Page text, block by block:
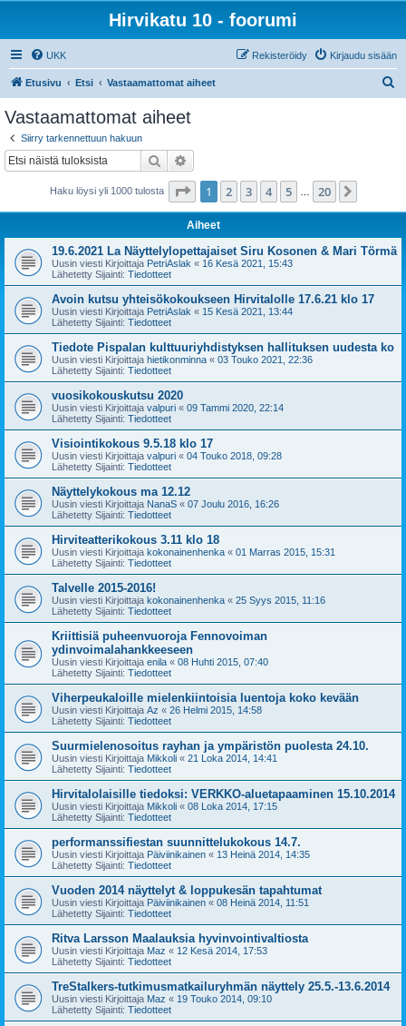
Hirvikatu 10 - foorumi
UKK Kirjaudu sisään
Rekisteröidy
Etusivu Etsi Vastaamattomat aiheet
Vastaamattomat aiheet
Siirry tarkennettuun hakuun
Etsi
Haku löysi yli 1000 tulosta Sivu /20
1 2 3 4 5 20
Aiheet
19.6.2021 La Näyttelylopettajaiset Siru Kosonen & Mari Törmä
Uusin viesti Kirjoittaja PetriAslak « 16 Kesä 2021, 15:43
Lähetetty Sijainti: Tiedotteet
Avoin kutsu yhteisökokoukseen Hirvitalolle 17.6.21 klo 17
Uusin viesti Kirjoittaja PetriAslak « 15 Kesä 2021, 13:44
Lähetetty Sijainti: Tiedotteet
Tiedote Pispalan kulttuuriyhdistyksen hallituksen uudesta ko
Uusin viesti Kirjoittaja hietikonminna « 03 Touko 2021, 22:36
Lähetetty Sijainti: Tiedotteet
vuosikokouskutsu 2020
Uusin viesti Kirjoittaja valpuri « 09 Tammi 2020, 22:14
Lähetetty Sijainti: Tiedotteet
Visiointikokous 9.5.18 klo 17
Uusin viesti Kirjoittaja valpuri « 04 Touko 2018, 09:28
Lähetetty Sijainti: Tiedotteet
Näyttelykokous ma 12.12
Uusin viesti Kirjoittaja NanaS « 07 Joulu 2016, 16:26
Lähetetty Sijainti: Tiedotteet
Hirviteatterikokous 3.11 klo 18
Uusin viesti Kirjoittaja kokonainenhenka « 01 Marras 2015, 15:31
Lähetetty Sijainti: Tiedotteet
Talvelle 2015-2016!
Uusin viesti Kirjoittaja kokonainenhenka « 25 Syys 2015, 11:16
Lähetetty Sijainti: Tiedotteet
Kriittisiä puheenvuoroja Fennovoiman
ydinvoimalahankkeeseen
Uusin viesti Kirjoittaja enila « 08 Huhti 2015, 07:40
Lähetetty Sijainti: Tiedotteet
Viherpeukaloille mielenkiintoisia luentoja koko kevään
Uusin viesti Kirjoittaja Az « 26 Helmi 2015, 14:58
Lähetetty Sijainti: Tiedotteet
Suurmielenosoitus rayhan ja ympäristön puolesta 24.10.
Uusin viesti Kirjoittaja Mikkoli « 21 Loka 2014, 14:41
Lähetetty Sijainti: Tiedotteet
Hirvitalolaisille tiedoksi: VERKKO-aluetapaaminen 15.10.2014
Uusin viesti Kirjoittaja Mikkoli « 08 Loka 2014, 17:15
Lähetetty Sijainti: Tiedotteet
performanssifiestan suunnittelukokous 14.7.
Uusin viesti Kirjoittaja Päiviinikainen « 13 Heinä 2014, 14:35
Lähetetty Sijainti: Tiedotteet
Vuoden 2014 näyttelyt & loppukesän tapahtumat
Uusin viesti Kirjoittaja Päiviinikainen « 08 Heinä 2014, 11:51
Lähetetty Sijainti: Tiedotteet
Ritva Larsson Maalauksia hyvinvointivaltiosta
Uusin viesti Kirjoittaja Maz « 12 Kesä 2014, 17:53
Lähetetty Sijainti: Tiedotteet
TreStalkers-tutkimusmatkailuryhmän näyttely 25.5.-13.6.2014
Uusin viesti Kirjoittaja Maz « 19 Touko 2014, 09:10
Lähetetty Sijainti: Tiedotteet